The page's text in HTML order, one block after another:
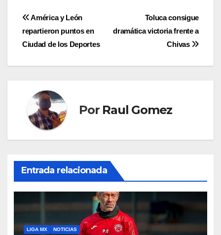
Navegación
de
entradas
Toluca consigue
dramática victoria frente a
Chivas
América y León
repartieron puntos en
Ciudad de los Deportes
Por Raul Gomez
Entrada relacionada
LIGA MX NOTICIAS